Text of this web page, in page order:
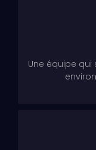
Une équipe qui